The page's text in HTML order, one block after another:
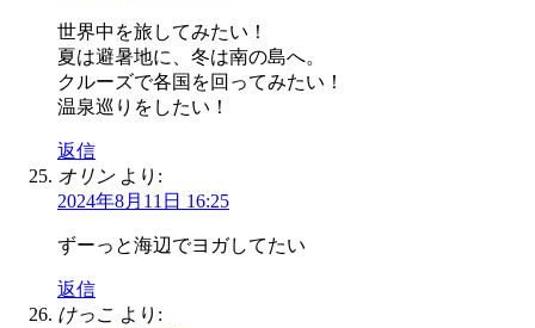
世界中を旅してみたい！
夏は避暑地に、冬は南の島へ。
クルーズで各国を回ってみたい！
温泉巡りをしたい！
返信
オリン より:
2024年8月11日 16:25
ずーっと海辺でヨガしてたい
返信
けっこ より: